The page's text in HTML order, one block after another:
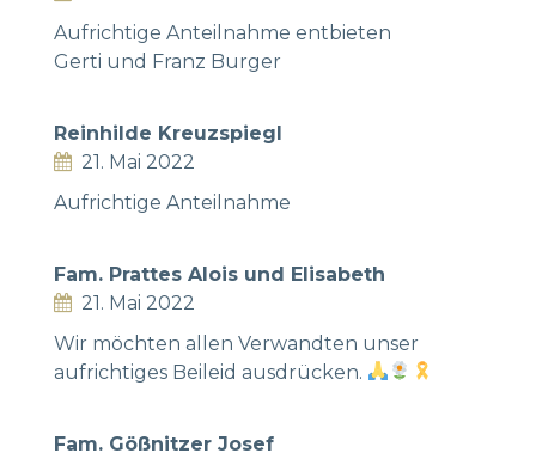
Aufrichtige Anteilnahme entbieten
Gerti und Franz Burger
Reinhilde Kreuzspiegl
21. Mai 2022
Aufrichtige Anteilnahme
Fam. Prattes Alois und Elisabeth
21. Mai 2022
Wir möchten allen Verwandten unser
aufrichtiges Beileid ausdrücken.
Fam. Gößnitzer Josef